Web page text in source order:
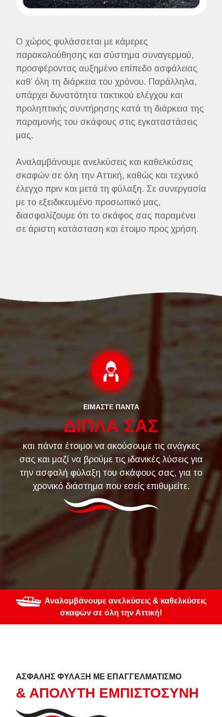
Ο χώρος φυλάσσεται με κάμερες
παρακολούθησης και σύστημα συναγερμού,
προσφέροντας αυξημένο επίπεδο ασφάλειας
καθ’ όλη τη διάρκεια του χρόνου. Παράλληλα,
υπάρχει δυνατότητα τακτικού ελέγχου και
προληπτικής συντήρησης κατά τη διάρκεια της
παραμονής του σκάφους στις εγκαταστάσεις
μας.
Αναλαμβάνουμε ανελκύσεις και καθελκύσεις
σκαφών σε όλη την Αττική, καθώς και τεχνικό
έλεγχο πριν και μετά τη φύλαξη. Σε συνεργασία
με το εξειδικευμένο προσωπικό μας,
διασφαλίζουμε ότι το σκάφος σας παραμένει
σε άριστη κατάσταση και έτοιμο προς χρήση.
ΕΙΜΑΣΤΕ ΠΑΝΤΑ
ΔΙΠΛΑ ΣΑΣ
και πάντα έτοιμοι να ακούσουμε τις ανάγκες
σας και μαζί να βρούμε τις ιδανικές λύσεις για
την ασφαλή φύλαξη του σκάφους σας, για το
χρονικό διάστημα που εσείς επιθυμείτε.
Αναλαμβάνουμε ανελκύσεις & καθελκύσεις
σκαφών σε όλη την Αττική!
ΑΣΦΑΛΗΣ ΦΥΛΑΞΗ ΜΕ ΕΠΑΓΓΕΛΜΑΤΙΣΜΟ
& ΑΠΟΛΥΤΗ ΕΜΠΙΣΤΟΣΥΝΗ